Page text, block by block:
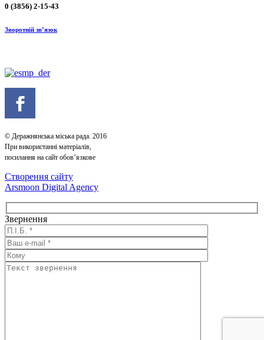
0 (3856) 2-15-43
Зворотній зв’язок
© Деражнянська міська рада. 2016
При використанні матеріалів,
посилання на сайт обов’язкове
Створення сайту
Arsmoon Digital Agency
Звернення